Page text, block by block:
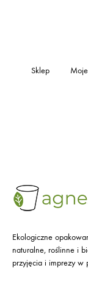
Sklep
Ekologiczne
naturalne, roślinne i
przyjęcia i imprezy w